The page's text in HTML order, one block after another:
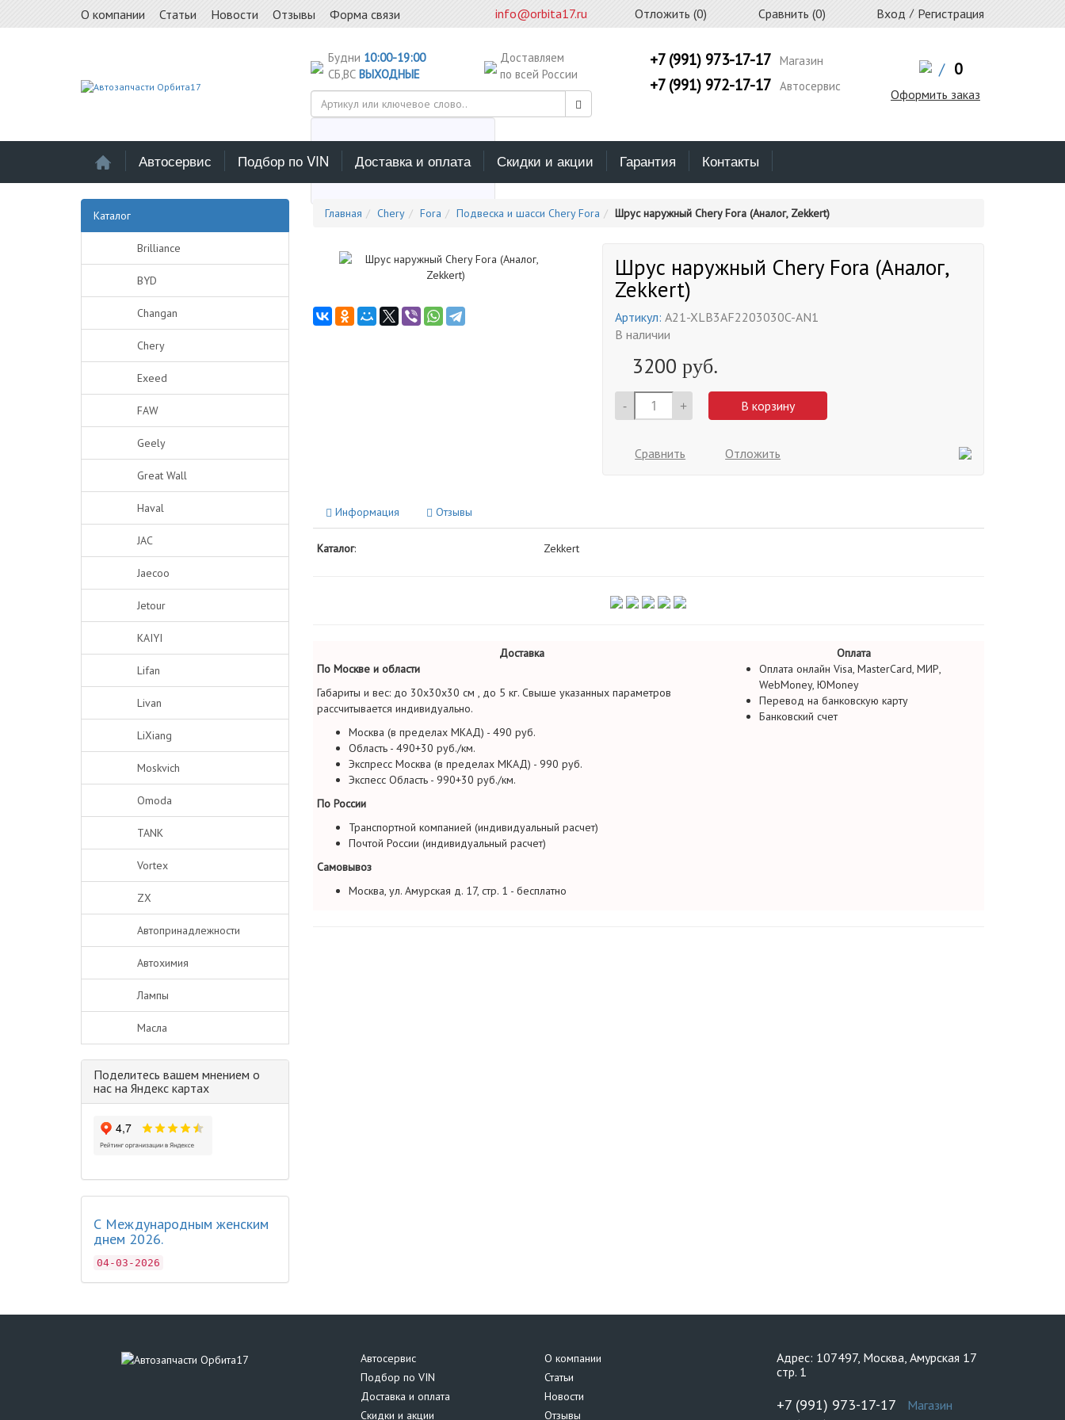
О компании Статьи Новости Отзывы Форма связи info@orbita17.ru Отложить (0) Сравнить (0) Вход / Регистрация
Будни 10:00-19:00
СБ,ВС ВЫХОДНЫЕ
Доставляем
по всей России
Выберите каталог поиска
+7 (991) 973-17-17 Магазин
+7 (991) 972-17-17 Автосервис
/ 0
Оформить заказ
Автосервис Подбор по VIN Доставка и оплата Скидки и акции Гарантия Контакты
Каталог
Brilliance
BYD
Changan
Chery
Exeed
FAW
Geely
Great Wall
Haval
JAC
Jaecoo
Jetour
KAIYI
Lifan
Livan
LiXiang
Moskvich
Omoda
TANK
Vortex
ZX
Автопринадлежности
Автохимия
Лампы
Масла
Поделитесь вашем мнением о
нас на Яндекс картах
С Международным женским
днем 2026.
04-03-2026
Главная Chery Fora Подвеска и шасси Chery Fora Шрус наружный Chery Fora (Аналог, Zekkert)
Шрус наружный Chery Fora (Аналог,
Zekkert)
Артикул: A21-XLB3AF2203030C-AN1
В наличии
3200 руб.
- + В корзину
Сравнить Отложить
Информация Отзывы
Каталог: Zekkert
Доставка
Оплата
По Москве и области
Габариты и вес: до 30х30х30 см , до 5 кг. Свыше указанных параметров
рассчитывается индивидуально.
Москва (в пределах МКАД) - 490 руб.
Область - 490+30 руб./км.
Экспресс Москва (в пределах МКАД) - 990 руб.
Экспесс Область - 990+30 руб./км.
По России
Транспортной компанией (индивидуальный расчет)
Почтой России (индивидуальный расчет)
Самовывоз
Москва, ул. Амурская д. 17, стр. 1 - бесплатно
Оплата онлайн Visa, MasterCard, МИР,
WebMoney, ЮMoney
Перевод на банковскую карту
Банковский счет
Автосервис
Подбор по VIN
Доставка и оплата
Скидки и акции
О компании
Статьи
Новости
Отзывы
Адрес: 107497, Москва, Амурская 17
стр. 1
+7 (991) 973-17-17 Магазин